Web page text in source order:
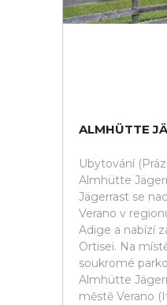
ALMHÜTTE
Ubytování
Almhütte
Jägerrast se
Verano v
Adige a nabízí
Ortisei. Na
soukromé
Almhütte
městě Verano